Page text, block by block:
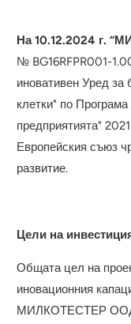
На 10.12.2024 г.
№ BG16RFPR001-
иновативен Уред за
клетки" по
предприятията"
Европейския съюз
развитие.
Цели на
Общата цел на
иновационния
МИЛКОТЕСТЕР ООД